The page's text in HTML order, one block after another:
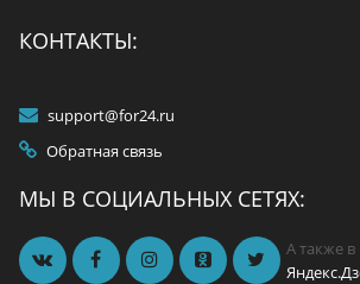
КОНТАКТЫ:
support@for24.ru
Обратная связь
МЫ В СОЦИАЛЬНЫХ СЕТЯХ:
А также в